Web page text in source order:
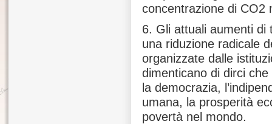
concentrazione di CO2
6. Gli attuali aumenti di
una riduzione radicale
organizzate dalle
dimenticano di dirci
la democrazia,
umana, la prosperità
povertà nel mondo.